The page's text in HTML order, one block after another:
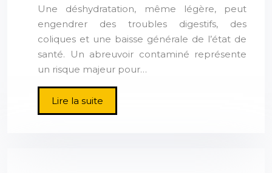
Une déshydratation, même légère, peut
engendrer des troubles digestifs, des
coliques et une baisse générale de l’état de
santé. Un abreuvoir contaminé représente
un risque majeur pour…
Lire la suite